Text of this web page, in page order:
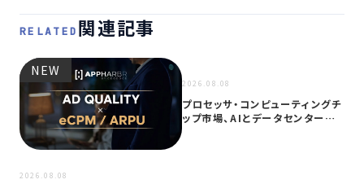
RELATED 関連記事
NEW
2026.08.08
2026.08.08
プロセッサ・コンピューティングチ
ップ市場、AIとデータセンター需